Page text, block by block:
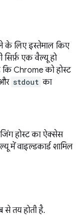
के लिए इस्तेमाल किए
सिर्फ़ एक वैल्यू हो
Chrome को होस्ट
stdout का
होस्ट का ऐक्सेस
में वाइल्डकार्ड शामिल
तय होती है.